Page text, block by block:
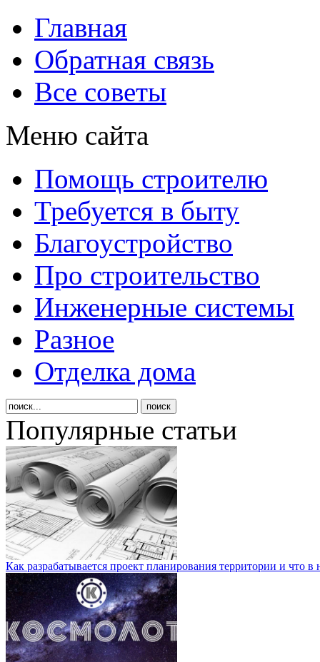
Главная
Обратная связь
Все советы
Меню сайта
Помощь строителю
Требуется в быту
Благоустройство
Про строительство
Инженерные системы
Разное
Отделка дома
Популярные статьи
Как разрабатывается проект планирования территории и что в